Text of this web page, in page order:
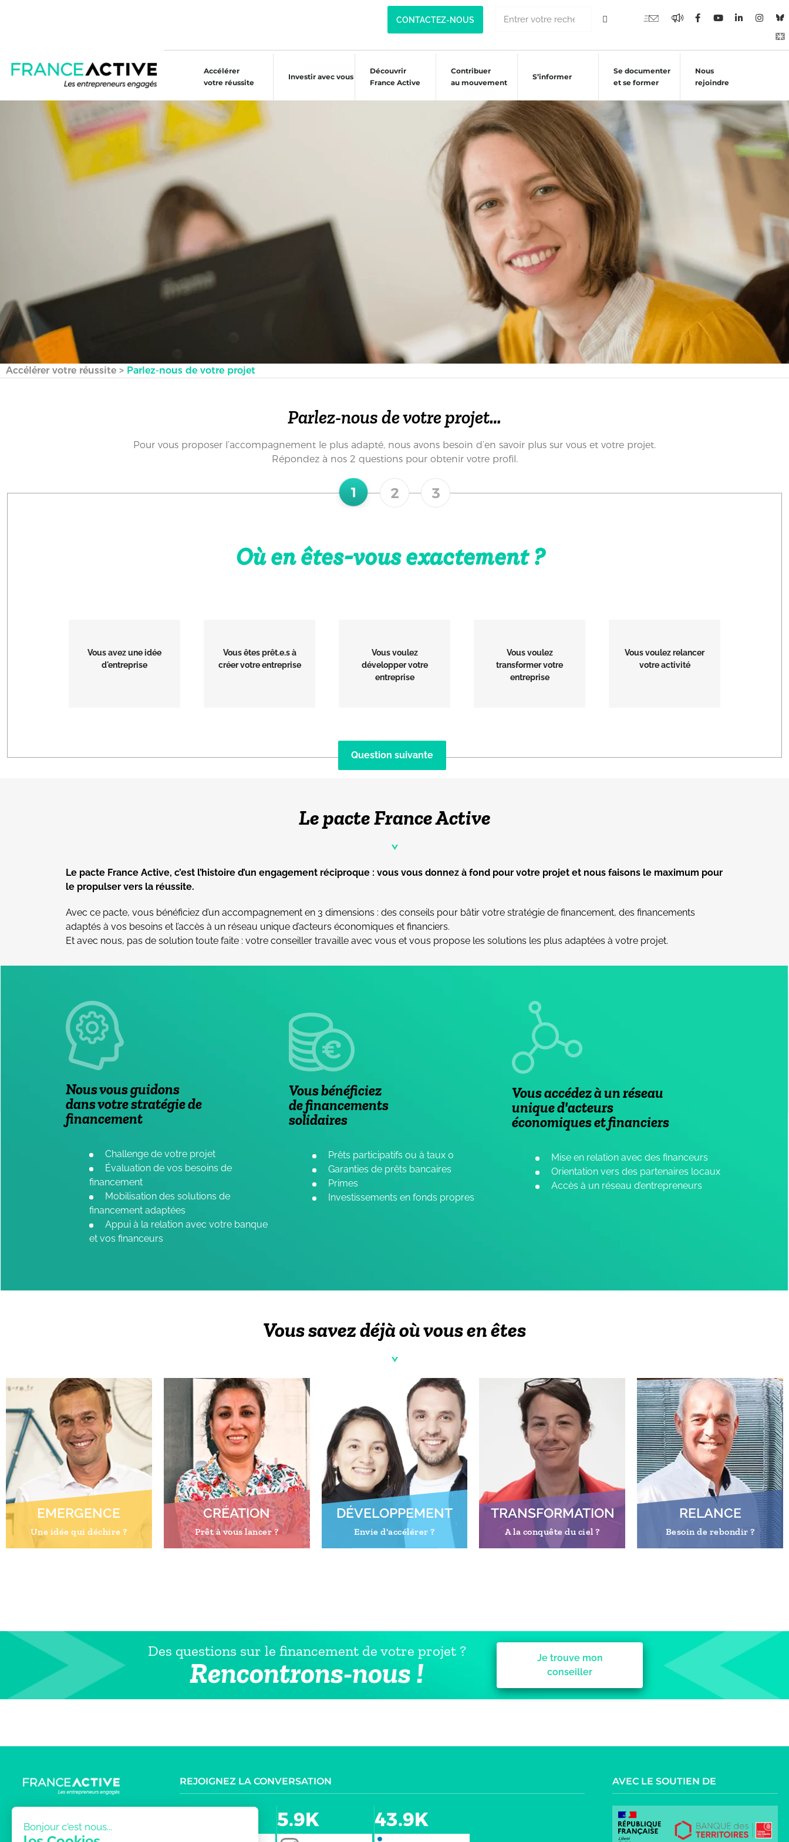
CONTACTEZ-NOUS
Accélérer
votre réussite
Investir avec vous
Découvrir
France Active
Contribuer
au mouvement
S’informer
Se documenter
et se former
Nous
rejoindre
Accélérer votre réussite > Parlez-nous de votre projet
Parlez-nous de votre projet…
Pour vous proposer l’accompagnement le plus adapté, nous avons besoin d’en savoir plus sur vous et votre projet.
Répondez à nos 2 questions pour obtenir votre profil.
Où en êtes-vous exactement ?
Vous avez une idée
d'entreprise
Vous êtes prêt.e.s à
créer votre entreprise
Vous voulez
développer votre
entreprise
Vous voulez
transformer votre
entreprise
Vous voulez relancer
votre activité
Le pacte France Active
Le pacte France Active, c’est l’histoire d’un engagement réciproque : vous vous donnez à fond pour votre projet et nous faisons le maximum pour
le propulser vers la réussite.
Avec ce pacte, vous bénéficiez d’un accompagnement en 3 dimensions : des conseils pour bâtir votre stratégie de financement, des financements
adaptés à vos besoins et l’accès à un réseau unique d’acteurs économiques et financiers.
Et avec nous, pas de solution toute faite : votre conseiller travaille avec vous et vous propose les solutions les plus adaptées à votre projet.
Nous vous guidons
dans votre stratégie de
financement
Challenge de votre projet
Évaluation de vos besoins de
financement
Mobilisation des solutions de
financement adaptées
Appui à la relation avec votre banque
et vos financeurs
Vous bénéficiez
de financements
solidaires
Prêts participatifs ou à taux 0
Garanties de prêts bancaires
Primes
Investissements en fonds propres
Vous accédez à un réseau
unique d'acteurs
économiques et financiers
Mise en relation avec des financeurs
Orientation vers des partenaires locaux
Accès à un réseau d’entrepreneurs
Vous savez déjà où vous en êtes
EMERGENCE
Une idée qui déchire ?
CRÉATION
Prêt à vous lancer ?
DÉVELOPPEMENT
Envie d'accélérer ?
TRANSFORMATION
A la conquête du ciel ?
RELANCE
Besoin de rebondir ?
Des questions sur le financement de votre projet ?
Rencontrons-nous !
Je trouve mon
conseiller
NOUS TROUVER
REJOIGNEZ LA CONVERSATION
5.9K 43.9K
AVEC LE SOUTIEN DE
Bonjour c'est nous...